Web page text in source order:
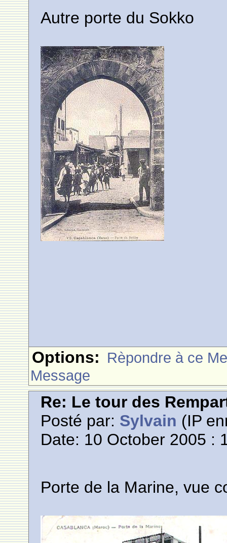
Autre porte du Sokko
Options: Rèpondre à ce
Message
Re: Le tour des
Posté par: Sylvain (IP
Date: 10 October 2005 :
Porte de la Marine, vue